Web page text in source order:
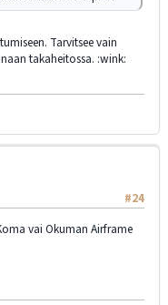
Tarvitsee vain
takaheitossa. :wink:
#24
vai Okuman Airframe